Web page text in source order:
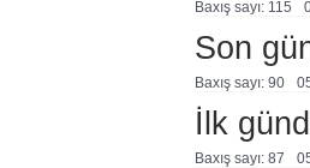
Baxış sayı: 115
Son
Baxış sayı: 90
İlk
Baxış sayı: 87